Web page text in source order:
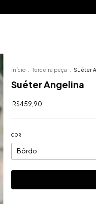
Início Terceira peça Suéter
Suéter Angelina
R$459,90
COR